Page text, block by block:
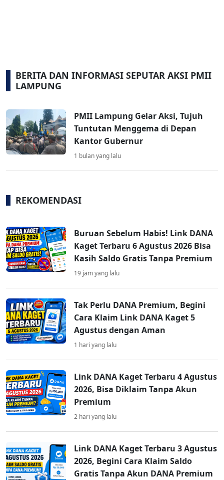
BERITA DAN INFORMASI SEPUTAR AKSI PMII
LAMPUNG
PMII Lampung Gelar Aksi, Tujuh
Tuntutan Menggema di Depan
Kantor Gubernur
1 bulan yang lalu
REKOMENDASI
Buruan Sebelum Habis! Link DANA
Kaget Terbaru 6 Agustus 2026 Bisa
Kasih Saldo Gratis Tanpa Premium
19 jam yang lalu
Tak Perlu DANA Premium, Begini
Cara Klaim Link DANA Kaget 5
Agustus dengan Aman
1 hari yang lalu
Link DANA Kaget Terbaru 4 Agustus
2026, Bisa Diklaim Tanpa Akun
Premium
2 hari yang lalu
Link DANA Kaget Terbaru 3 Agustus
2026, Begini Cara Klaim Saldo
Gratis Tanpa Akun DANA Premium